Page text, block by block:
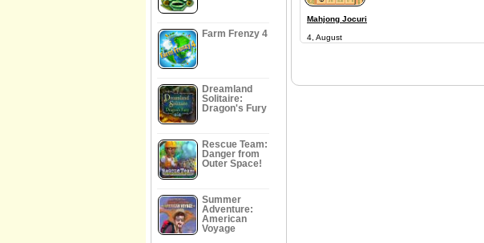
Farm Frenzy 4
Dreamland
Solitaire:
Dragon's Fury
Rescue Team:
Danger from
Outer Space!
Summer
Adventure:
American
Voyage
Mahjong Jocuri
4, August